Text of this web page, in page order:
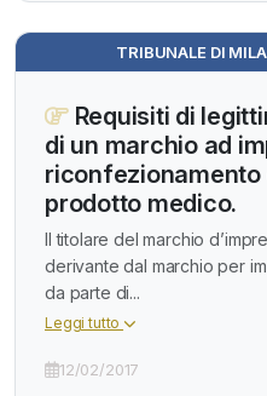
TRIBUNALE DI
Requisiti di
di un marchio ad
prodotto medico.
Il titolare del marchio
derivante dal marchio per
da parte di...
Leggi tutto
12/02/2017